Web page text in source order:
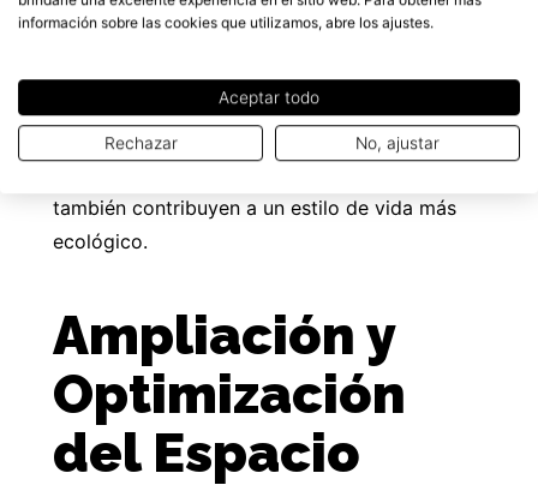
instalación de ventanas de doble
acristalamiento, sistemas de calefacción
consumo puede hacer que tu vivienda sea más
sostenible y económica. Estas mejoras no solo
también contribuyen a un estilo de vida más
ecológico.
Ampliación y
Optimización
del Espacio
información sobre las cookies que utilizamos, abre los ajustes.
Aceptar todo
Rechazar No, ajustar